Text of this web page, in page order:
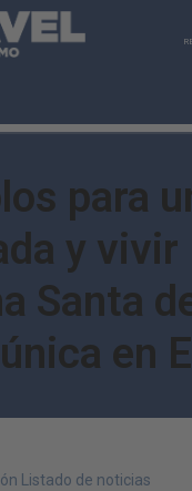
para
y vivir
Santa
en
Listado de noticias